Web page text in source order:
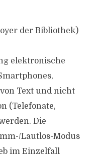
der Bibliothek)
elektronische
Text und nicht
(Telefonate,
Die
Lautlos-Modus
im Einzelfall